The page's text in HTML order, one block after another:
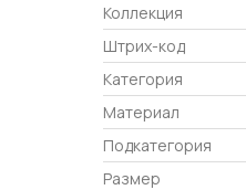
Коллекция
Штрих-код
Категория
Материал
Подкатегория
Размер